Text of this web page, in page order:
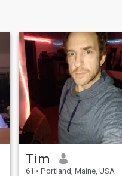
Tim
61 • Portland, Maine, USA